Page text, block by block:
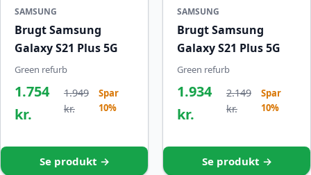
SAMSUNG
Brugt Samsung
Galaxy S21 Plus 5G
Green refurb
1.754
kr.
1.949
kr.
Spar
10%
Se produkt →
SAMSUNG
Brugt Samsung
Galaxy S21 Plus 5G
Green refurb
1.934
kr.
2.149
kr.
Spar
10%
Se produkt →